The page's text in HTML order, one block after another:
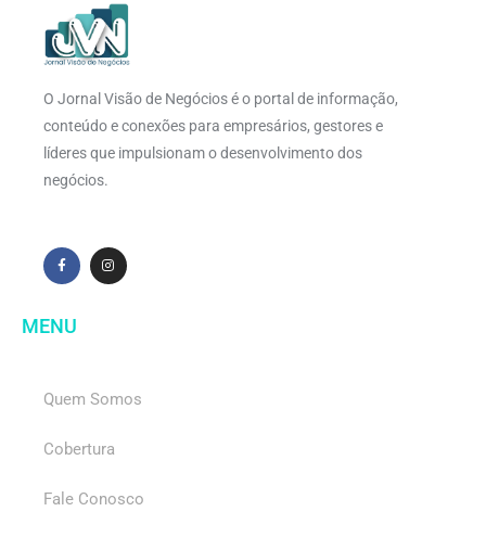
O Jornal Visão de Negócios é o portal de informação,
conteúdo e conexões para empresários, gestores e
líderes que impulsionam o desenvolvimento dos
negócios.
MENU
Quem Somos
Cobertura
Fale Conosco